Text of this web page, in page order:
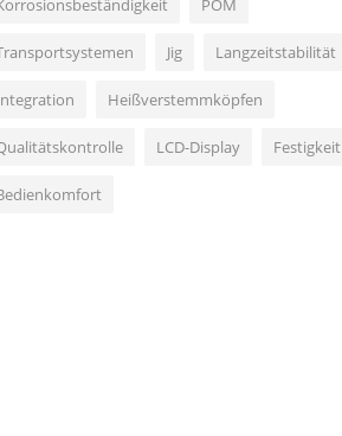
POM
Jig Langzeitstabilität
Heißverstemmköpfen
LCD-Display Festigkeit